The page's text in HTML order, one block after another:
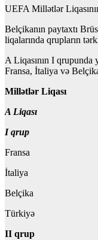
UEFA Millətlər
Belçikanın paytaxtı
liqalarında qrupların
A Liqasının I qrupunda
Fransa, İtaliya və
Millətlər Liqası
A Liqası
I qrup
Fransa
İtaliya
Belçika
Türkiyə
II qrup